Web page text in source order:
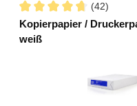
(42)
Kopierpapier /
weiß